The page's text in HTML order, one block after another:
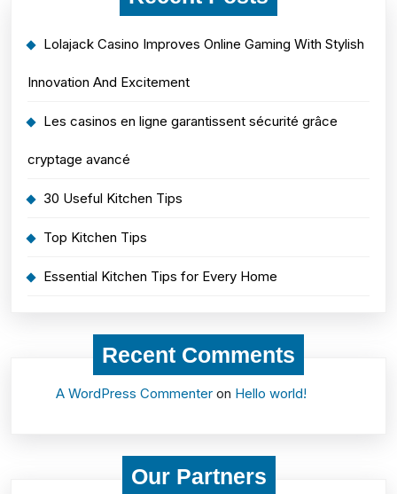
Lolajack Casino Improves Online Gaming With Stylish
Innovation And Excitement
Les casinos en ligne garantissent sécurité grâce
cryptage avancé
30 Useful Kitchen Tips
Top Kitchen Tips
Essential Kitchen Tips for Every Home
Recent Comments
A WordPress Commenter on Hello world!
Our Partners